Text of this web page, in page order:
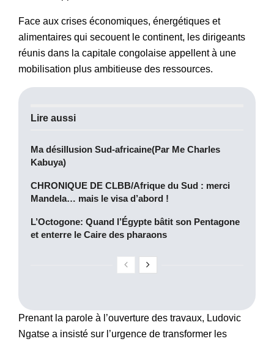
Face aux crises économiques, énergétiques et
alimentaires qui secouent le continent, les dirigeants
réunis dans la capitale congolaise appellent à une
mobilisation plus ambitieuse des ressources.
Lire aussi
Ma désillusion Sud-africaine(Par Me Charles
Kabuya)
CHRONIQUE DE CLBB/Afrique du Sud : merci
Mandela… mais le visa d’abord !
L’Octogone: Quand l’Égypte bâtit son Pentagone
et enterre le Caire des pharaons
Prenant la parole à l’ouverture des travaux, Ludovic
Ngatse a insisté sur l’urgence de transformer les